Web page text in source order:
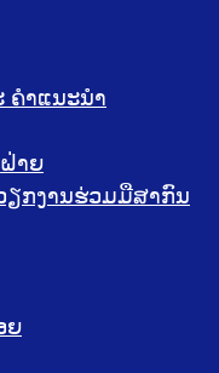
ຄໍາແນະນໍາ
າຍ
ຽກງານຮ່ວມມືສາກົນ
ຍ